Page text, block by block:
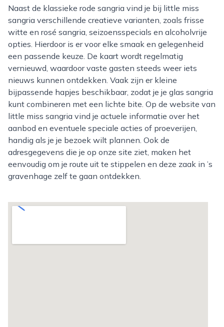
Naast de klassieke rode sangria vind je bij little miss
sangria verschillende creatieve varianten, zoals frisse
witte en rosé sangria, seizoensspecials en alcoholvrije
opties. Hierdoor is er voor elke smaak en gelegenheid
een passende keuze. De kaart wordt regelmatig
vernieuwd, waardoor vaste gasten steeds weer iets
nieuws kunnen ontdekken. Vaak zijn er kleine
bijpassende hapjes beschikbaar, zodat je je glas sangria
kunt combineren met een lichte bite. Op de website van
little miss sangria vind je actuele informatie over het
aanbod en eventuele speciale acties of proeverijen,
handig als je je bezoek wilt plannen. Ook de
adresgegevens die je op onze site ziet, maken het
eenvoudig om je route uit te stippelen en deze zaak in ’s
gravenhage zelf te gaan ontdekken.